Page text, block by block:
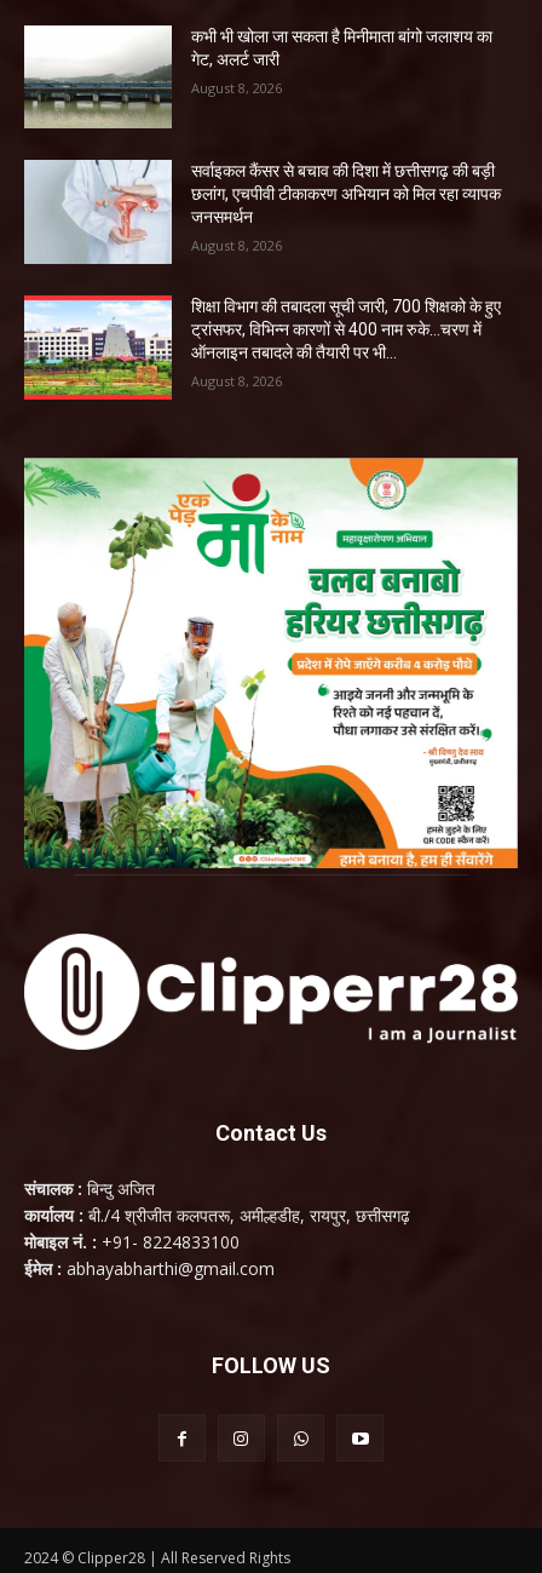
कभी भी खोला जा सकता है मिनीमाता बांगो जलाशय का
गेट, अलर्ट जारी
August 8, 2026
सर्वाइकल कैंसर से बचाव की दिशा में छत्तीसगढ़ की बड़ी
छलांग, एचपीवी टीकाकरण अभियान को मिल रहा व्यापक
जनसमर्थन
August 8, 2026
शिक्षा विभाग की तबादला सूची जारी, 700 शिक्षको के हुए
ट्रांसफर, विभिन्न कारणों से 400 नाम रुके…चरण में
ऑनलाइन तबादले की तैयारी पर भी...
August 8, 2026
Contact Us
संचालक : बिन्दु अजित
कार्यालय : बी./4 श्रीजीत कलपतरू, अमील्हडीह, रायपुर, छत्तीसगढ़
मोबाइल नं. : +91- 8224833100
ईमेल : abhayabharthi@gmail.com
FOLLOW US
2024 © Clipper28 | All Reserved Rights